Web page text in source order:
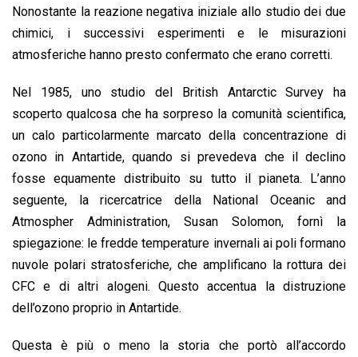
Nonostante la reazione negativa iniziale allo studio dei due
chimici, i successivi esperimenti e le misurazioni
atmosferiche hanno presto confermato che erano corretti.
Nel 1985, uno studio del British Antarctic Survey ha
scoperto qualcosa che ha sorpreso la comunità scientifica,
un calo particolarmente marcato della concentrazione di
ozono in Antartide, quando si prevedeva che il declino
fosse equamente distribuito su tutto il pianeta. L’anno
seguente, la ricercatrice della National Oceanic and
Atmospher Administration, Susan Solomon, fornì la
spiegazione: le fredde temperature invernali ai poli formano
nuvole polari stratosferiche, che amplificano la rottura dei
CFC e di altri alogeni. Questo accentua la distruzione
dell’ozono proprio in Antartide.
Questa è più o meno la storia che portò all’accordo